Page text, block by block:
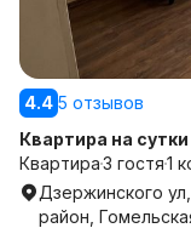
4.4 5 отзывов
Квартира на
Квартира3 гостя1
Дзержинского
район,